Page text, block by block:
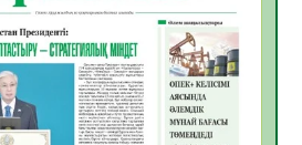
қаржыландырылды
22
игерілуде
23